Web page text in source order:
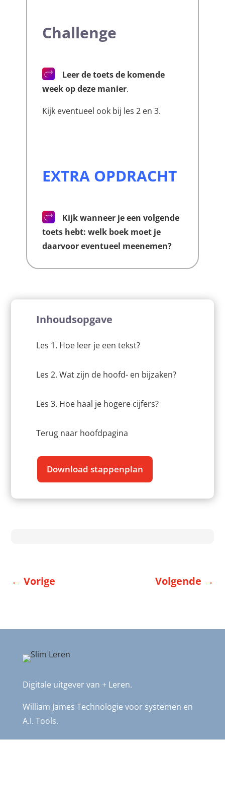
Challenge
Leer de toets de komende
week op deze manier.
Kijk eventueel ook bij les 2 en 3.
EXTRA OPDRACHT
Kijk wanneer je een volgende
toets hebt: welk boek moet je
daarvoor eventueel meenemen?
Inhoudsopgave
Les 1. Hoe leer je een tekst?
Les 2. Wat zijn de hoofd- en bijzaken?
Les 3. Hoe haal je hogere cijfers?
Terug naar hoofdpagina
Download stappenplan
←Vorige Volgende →
Digitale uitgever van + Leren.
William James Technologie voor systemen en
A.I. Tools.